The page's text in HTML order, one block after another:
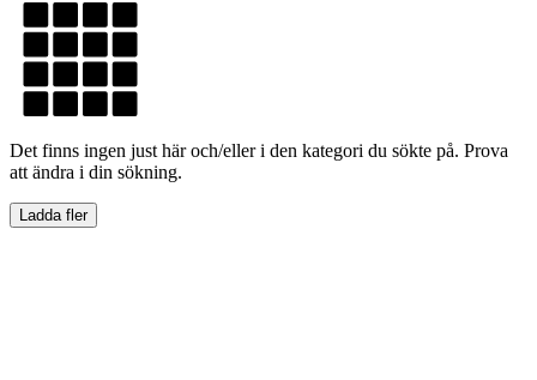
Det finns ingen just här och/eller i den kategori du sökte på. Prova
att ändra i din sökning.
Ladda fler